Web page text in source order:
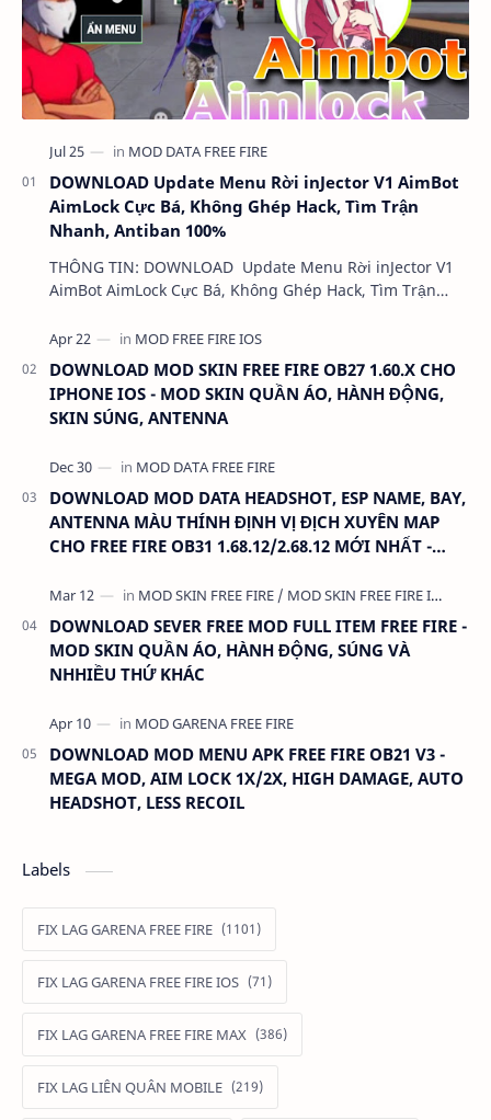
DOWNLOAD Update Menu Rời inJector V1 AimBot
AimLock Cực Bá, Không Ghép Hack, Tìm Trận
Nhanh, Antiban 100%
THÔNG TIN: DOWNLOAD Update Menu Rời inJector V1
AimBot AimLock Cực Bá, Không Ghép Hack, Tìm Trận
DOWNLOAD MOD SKIN FREE FIRE OB27 1.60.X CHO
IPHONE IOS - MOD SKIN QUẦN ÁO, HÀNH ĐỘNG,
SKIN SÚNG, ANTENNA
DOWNLOAD MOD DATA HEADSHOT, ESP NAME, BAY,
ANTENNA MÀU THÍNH ĐỊNH VỊ ĐỊCH XUYÊN MAP
CHO FREE FIRE OB31 1.68.12/2.68.12 MỚI NHẤT -
DOWNLOAD SEVER FREE MOD FULL ITEM FREE FIRE -
MOD SKIN QUẦN ÁO, HÀNH ĐỘNG, SÚNG VÀ
NHHIỀU THỨ KHÁC
DOWNLOAD MOD MENU APK FREE FIRE OB21 V3 -
MEGA MOD, AIM LOCK 1X/2X, HIGH DAMAGE, AUTO
HEADSHOT, LESS RECOIL
Labels
FIX LAG GARENA FREE FIRE
FIX LAG GARENA FREE FIRE IOS
FIX LAG GARENA FREE FIRE MAX
FIX LAG LIÊN QUÂN MOBILE